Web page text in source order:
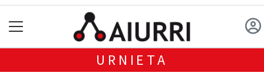
URNIETA